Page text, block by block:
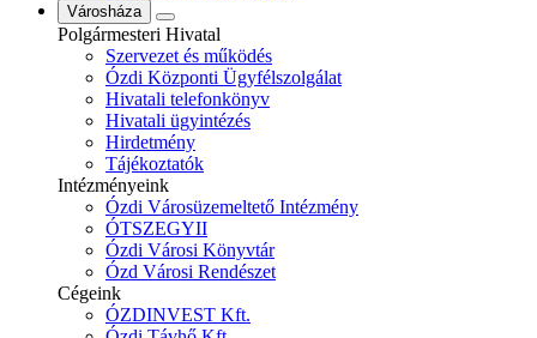
Városháza
Polgármesteri Hivatal
Szervezet és működés
Ózdi Központi Ügyfélszolgálat
Hivatali telefonkönyv
Hivatali ügyintézés
Hirdetmény
Tájékoztatók
Intézményeink
Ózdi Városüzemeltető Intézmény
ÓTSZEGYII
Ózdi Városi Könyvtár
Ózd Városi Rendészet
Cégeink
ÓZDINVEST Kft.